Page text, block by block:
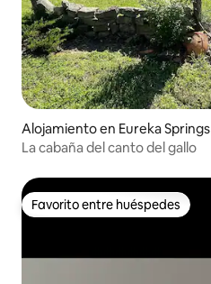
Alojamiento en Eureka Springs
La cabaña del canto del gallo
Favorito entre huéspedes
Favorito entre huéspedes